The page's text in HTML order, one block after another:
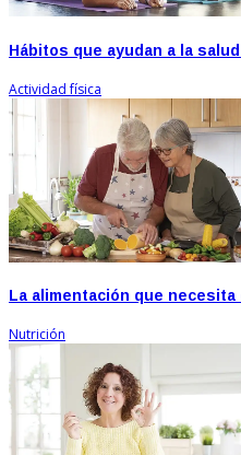
Hábitos que ayudan a la
Actividad física
La alimentación que
Nutrición